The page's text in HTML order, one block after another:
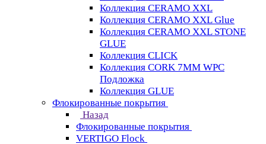
Коллекция CERAMO XXL
Коллекция CERAMO XXL Glue
Коллекция CERAMO XXL STONE
GLUE
Коллекция CLICK
Коллекция CORK 7MM WPC
Подложка
Коллекция GLUE
Флокированные покрытия
Назад
Флокированные покрытия
VERTIGO Flock